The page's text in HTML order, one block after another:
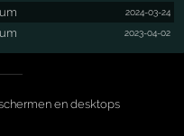
2024-03-24
2023-04-02
en desktops